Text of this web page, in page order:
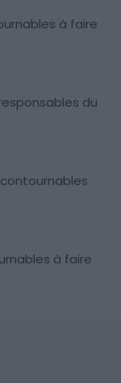
à faire
du
à faire